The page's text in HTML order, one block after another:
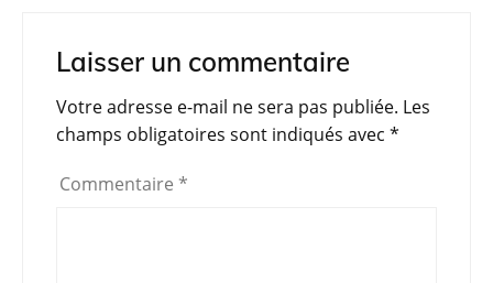
e
b
o
o
k
er s
A
p
p
gr
a
m
g
er
Laisser un commentaire
Votre adresse e-mail ne sera pas publiée. Les
champs obligatoires sont indiqués avec *
Commentaire *